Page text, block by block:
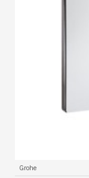
Grohe